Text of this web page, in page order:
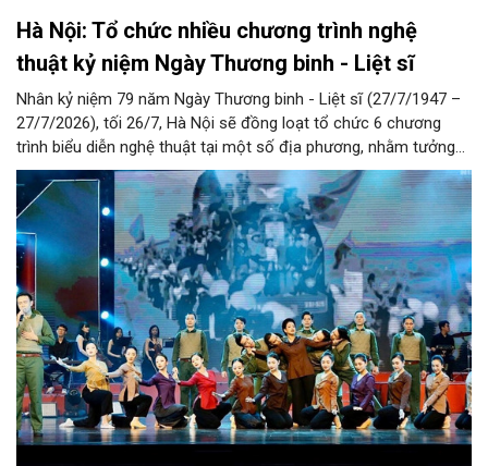
Hà Nội: Tổ chức nhiều chương trình nghệ
thuật kỷ niệm Ngày Thương binh - Liệt sĩ
Nhân kỷ niệm 79 năm Ngày Thương binh - Liệt sĩ (27/7/1947 –
27/7/2026), tối 26/7, Hà Nội sẽ đồng loạt tổ chức 6 chương
trình biểu diễn nghệ thuật tại một số địa phương, nhằm tưởng
nhớ, tôn vinh các Anh hùng liệt sĩ, thương binh, bệnh binh và
người có công với cách mạng.